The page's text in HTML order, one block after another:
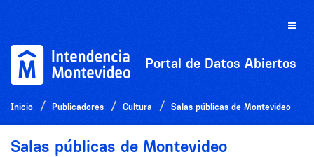
Toggle
Portal de Datos Abiertos
Inicio Publicadores Cultura Salas públicas de Montevideo
Salas públicas de Montevideo